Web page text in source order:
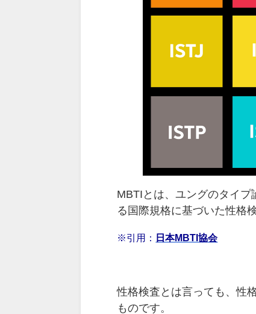
MBTIとは、ユングのタイ
る国際規格に基づいた性格
※引用： 日本MBTI協会
性格検査とは言っても、性
ものです。